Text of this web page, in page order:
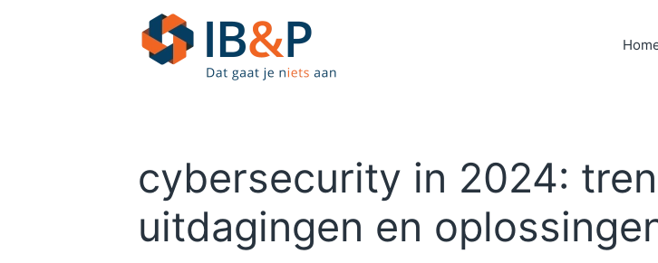
Skip to main content
cybersecurity in 2024:
uitdagingen en